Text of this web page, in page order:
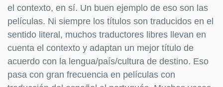
el contexto, en sí. Un buen ejemplo de eso son las
películas. Ni siempre los títulos son traducidos en el
sentido literal, muchos traductores libres llevan en
cuenta el contexto y adaptan un mejor título de
acuerdo con la lengua/país/cultura de destino. Eso
pasa con gran frecuencia en películas con